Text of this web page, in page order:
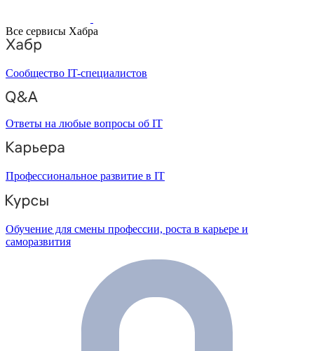
Все сервисы Хабра
Сообщество IT-специалистов
Ответы на любые вопросы об IT
Профессиональное развитие в IT
Обучение для смены профессии, роста в карьере и
саморазвития